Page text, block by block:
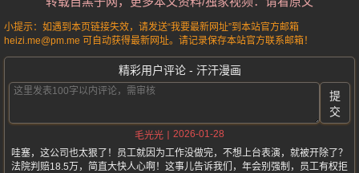
小提示：如遇到本页链接失效，请发送“我要最新网址”到本站官方邮箱
heizi.me@pm.me 可自动获得最新网址。请记录保存本站官方联系邮箱！
精彩用户评论 - 汗汗漫画
提
交
毛光光
2026-01-28
哇塞，这公司也太狠了！员工就因为工作没做完，不想上台表演，就被开除了？
法院判赔18.5万，简直大快人心啊！这事儿告诉我们，年会别强制，员工有权拒